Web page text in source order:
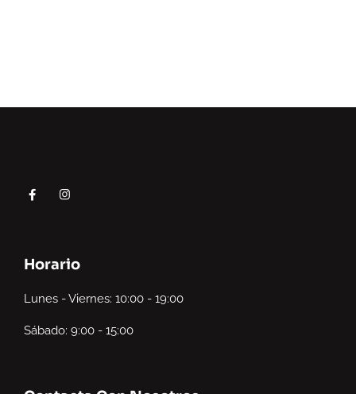
Horario
Lunes - Viernes: 10:00 - 19:00
Sábado: 9:00 - 15:00